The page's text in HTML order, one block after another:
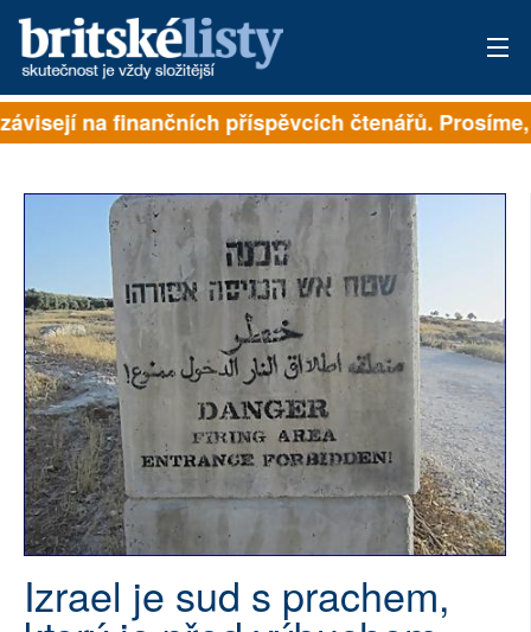
PŘIHLÁSIT
ROZHOVORY
TÉMATA
NEJČTENĚJŠÍ ZA 7 DNÍ
AUTOŘI
PŘÍSPĚVKY NA PROVOZ
SOCIÁLNÍ SÍTĚ
RUBRIKY
na finančních příspěvcích čtenářů. Prosíme,
Izrael je sud s prachem,